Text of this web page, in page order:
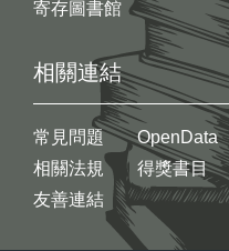
寄存圖書館
相關連結
常見問題
相關法規
友善連結
OpenData
得獎書目